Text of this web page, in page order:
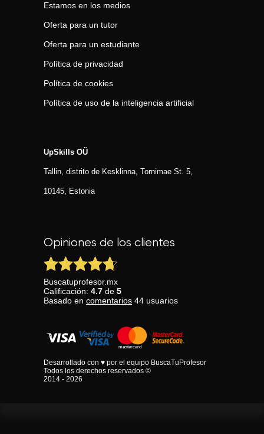
Estamos en los medios
Oferta para un tutor
Oferta para un estudiante
Política de privacidad
Política de cookies
Política de uso de la inteligencia artificial
UpSkills OÜ
Tallin, distrito de Kesklinna, Tornimаe St. 5,
10145, Estonia
Opiniones de los clientes
Buscatuprofesor.mx
Calificación: 4.7 de 5
Basado en comentarios 44 usuarios
Desarrollado con ♥ por el equipo BuscaTuProfesor
Todos los derechos reservados ©
2014 - 2026